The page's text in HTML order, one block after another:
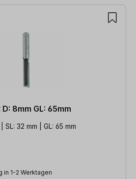
8mm GL: 65mm
SL: 32 mm | GL: 65 mm
in 1-2 Werktagen